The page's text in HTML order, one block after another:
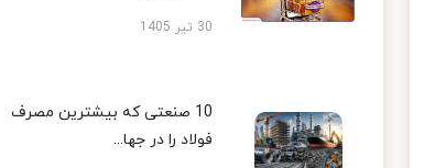
30 تیر 1405
10 صنعتی که بیشترین مصرف
فولاد را در جها...